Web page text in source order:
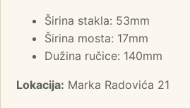
Širina stakla: 53mm
Širina mosta: 17mm
Dužina ručice: 140mm
Lokacija: Marka Radovića 21